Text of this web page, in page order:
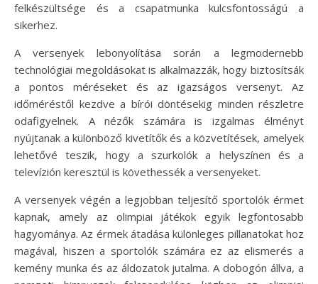
felkészültsége és a csapatmunka kulcsfontosságú a
sikerhez.
A versenyek lebonyolítása során a legmodernebb
technológiai megoldásokat is alkalmazzák, hogy biztosítsák
a pontos méréseket és az igazságos versenyt. Az
időméréstől kezdve a bírói döntésekig minden részletre
odafigyelnek. A nézők számára is izgalmas élményt
nyújtanak a különböző kivetítők és a közvetítések, amelyek
lehetővé teszik, hogy a szurkolók a helyszínen és a
televízión keresztül is követhessék a versenyeket.
A versenyek végén a legjobban teljesítő sportolók érmet
kapnak, amely az olimpiai játékok egyik legfontosabb
hagyománya. Az érmek átadása különleges pillanatokat hoz
magával, hiszen a sportolók számára ez az elismerés a
kemény munka és az áldozatok jutalma. A dobogón állva, a